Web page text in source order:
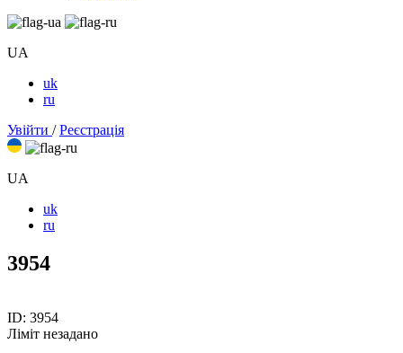
UA
uk
ru
Увійти / Реєстрація
UA
uk
ru
3954
ID: 3954
Лiміт незадано